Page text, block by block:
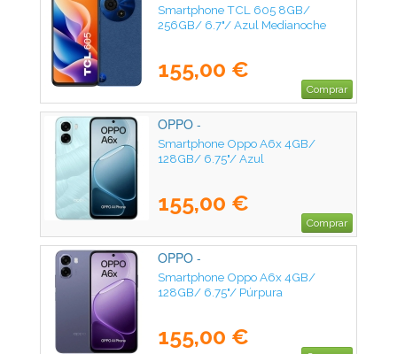
Smartphone TCL 605 8GB/
256GB/ 6.7"/ Azul Medianoche
155,00 €
Comprar
OPPO -
Smartphone Oppo A6x 4GB/
128GB/ 6.75"/ Azul
155,00 €
Comprar
OPPO -
Smartphone Oppo A6x 4GB/
128GB/ 6.75"/ Púrpura
155,00 €